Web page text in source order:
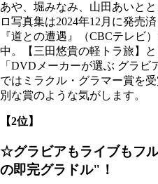
あや、堀みなみ、山田あいと
ロ写真集は2024年12月に発売
『道との遭遇』（CBCテレビ
中。【三田悠貴の軽トラ旅】と
「DVDメーカーが選ぶ グラビ
ではミラクル・グラマー賞を
別な賞のような気がします。
【2位】
☆グラビアもライブもフ
の即完グラドル"！